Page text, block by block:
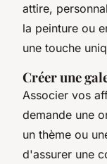
attire,
la peinture ou
une touche
Créer une
Associer vos
demande une
un thème ou
d'assurer une